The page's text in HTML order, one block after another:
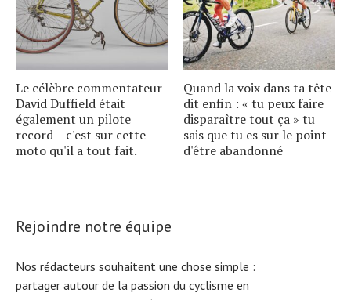
Le célèbre commentateur
David Duffield était
également un pilote
record – c'est sur cette
moto qu'il a tout fait.
Quand la voix dans ta tête
dit enfin : « tu peux faire
disparaître tout ça » tu
sais que tu es sur le point
d'être abandonné
Rejoindre notre équipe
Nos rédacteurs souhaitent une chose simple :
partager autour de la passion du cyclisme en